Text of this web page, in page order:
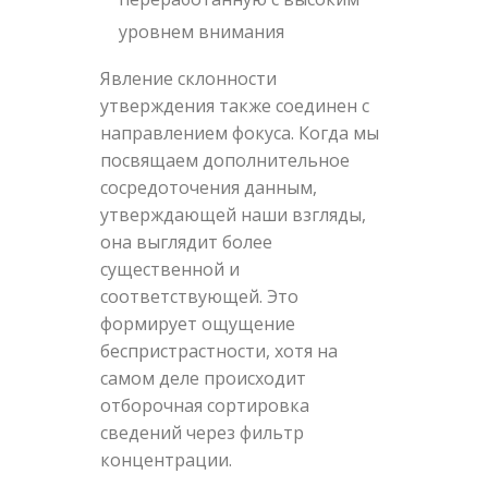
уровнем внимания
Явление склонности
утверждения также соединен с
направлением фокуса. Когда мы
посвящаем дополнительное
сосредоточения данным,
утверждающей наши взгляды,
она выглядит более
существенной и
соответствующей. Это
формирует ощущение
беспристрастности, хотя на
самом деле происходит
отборочная сортировка
сведений через фильтр
концентрации.